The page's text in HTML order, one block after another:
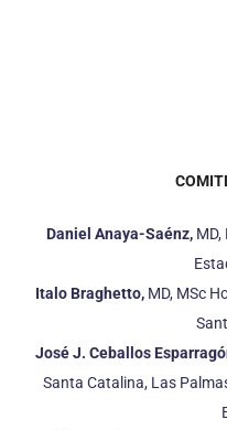
Daniel Anaya-Saénz, MD,
Italo Braghetto, MD, MSc
José J. Ceballos
Santa Catalina, Las